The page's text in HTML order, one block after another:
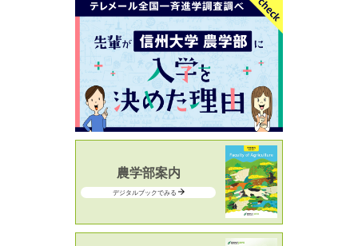
農学部案内
デジタルブックでみる